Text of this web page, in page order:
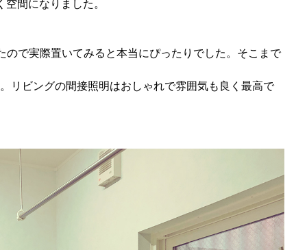
間になりました。
で実際置いてみると本当にぴったりでした。そこまで
リビングの間接照明はおしゃれで雰囲気も良く最高で